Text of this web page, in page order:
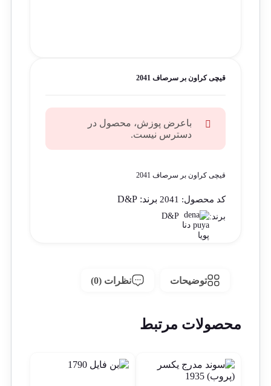
قیچی کراون بر سرصاف 2041
باعرض پوزش، محصول در
دسترس نیست.
قیچی کراون بر سرصاف 2041
کد محصول: 2041 برند: D&P
برند: D&P
توضیحات نظرات (0)
محصولات مرتبط